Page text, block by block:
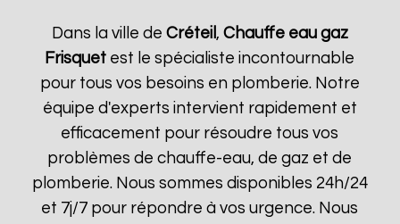
Dans la ville de Créteil , Chauffe eau gaz
Frisquet est le spécialiste incontournable
pour tous vos besoins en plomberie. Notre
équipe d'experts intervient rapidement et
efficacement pour résoudre tous vos
problèmes de chauffe-eau, de gaz et de
plomberie. Nous sommes disponibles 24h/24
et 7j/7 pour répondre à vos urgence. Nous